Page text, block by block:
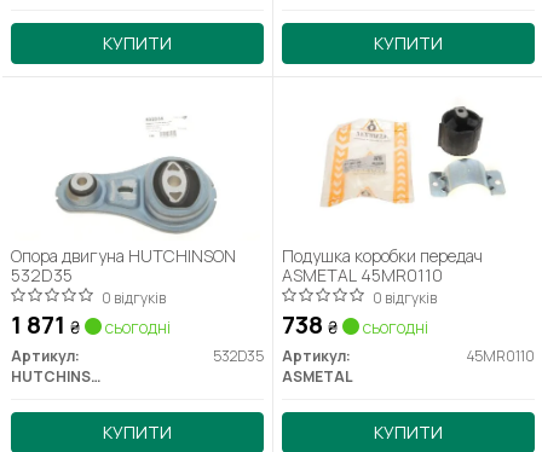
КУПИТИ КУПИТИ
Опора двигуна HUTCHINSON
532D35
0 відгуків
1 871 ₴ сьогодні
Артикул:
532D35
HUTCHINSON
КУПИТИ
Подушка коробки передач
ASMETAL 45MR0110
0 відгуків
738 ₴ сьогодні
Артикул:
45MR0110
ASMETAL
КУПИТИ